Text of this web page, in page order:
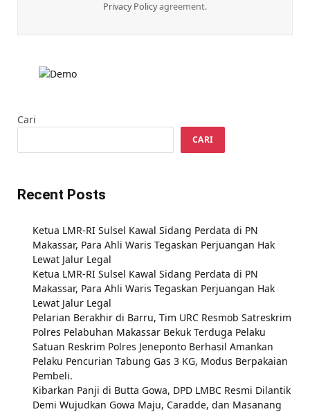
Privacy Policyagreement.
Cari
CARI
Recent Posts
Ketua LMR-RI Sulsel Kawal Sidang Perdata di PN
Makassar, Para Ahli Waris Tegaskan Perjuangan Hak
Lewat Jalur Legal
Ketua LMR-RI Sulsel Kawal Sidang Perdata di PN
Makassar, Para Ahli Waris Tegaskan Perjuangan Hak
Lewat Jalur Legal
Pelarian Berakhir di Barru, Tim URC Resmob Satreskrim
Polres Pelabuhan Makassar Bekuk Terduga Pelaku
Satuan Reskrim Polres Jeneponto Berhasil Amankan
Pelaku Pencurian Tabung Gas 3 KG, Modus Berpakaian
Pembeli.
Kibarkan Panji di Butta Gowa, DPD LMBC Resmi Dilantik
Demi Wujudkan Gowa Maju, Caradde, dan Masanang